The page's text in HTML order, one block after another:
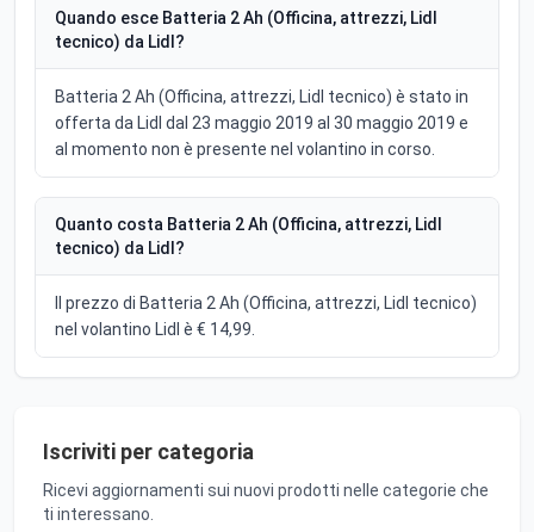
Quando esce Batteria 2 Ah (Officina, attrezzi, Lidl
tecnico) da Lidl?
Batteria 2 Ah (Officina, attrezzi, Lidl tecnico) è stato in
offerta da Lidl dal 23 maggio 2019 al 30 maggio 2019 e
al momento non è presente nel volantino in corso.
Quanto costa Batteria 2 Ah (Officina, attrezzi, Lidl
tecnico) da Lidl?
Il prezzo di Batteria 2 Ah (Officina, attrezzi, Lidl tecnico)
nel volantino Lidl è € 14,99.
Iscriviti per categoria
Ricevi aggiornamenti sui nuovi prodotti nelle categorie che
ti interessano.